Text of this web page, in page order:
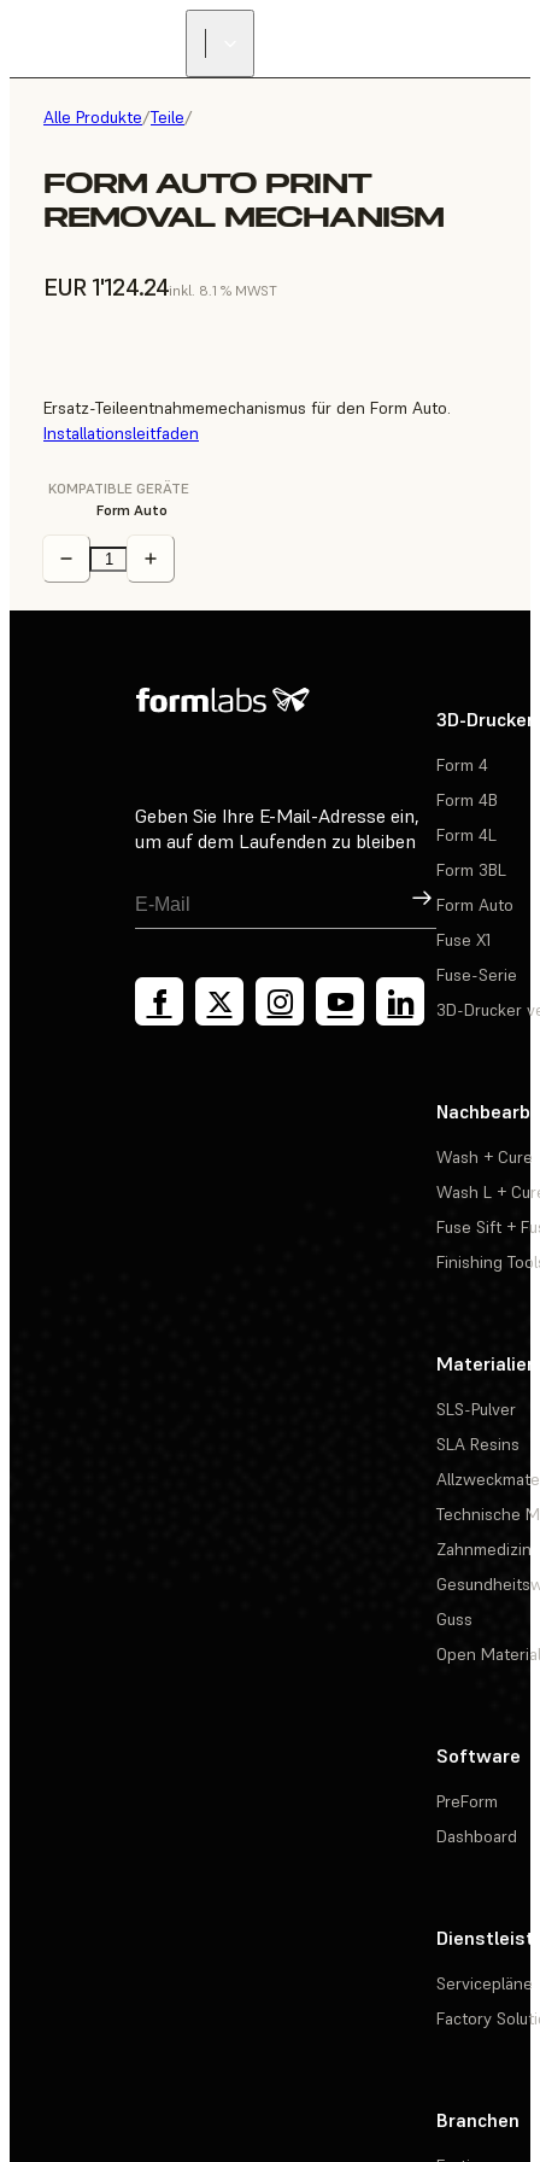
Alle Produkte/Teile/
FORM AUTO PRINT
REMOVAL MECHANISM
EUR 1'124.24inkl. 8.1 % MWST
Ersatz-Teileentnahmemechanismus für den Form Auto.
Installationsleitfaden
KOMPATIBLE GERÄTE
Form Auto
Geben Sie Ihre E-Mail-Adresse ein,
um auf dem Laufenden zu bleiben
Registrieren
3D-Drucker
Form 4
Form 4B
Form 4L
Form 3BL
Form Auto
Fuse X1
Fuse-Serie
3D-Drucker
Wash + Cure
Wash L +
Fuse Sift +
Finishing
Materialien
SLS-Pulver
SLA Resins
Technische
Zahnmedizin
Guss
Open
Software
PreForm
Dashboard
Servicepläne
Factory
Branchen